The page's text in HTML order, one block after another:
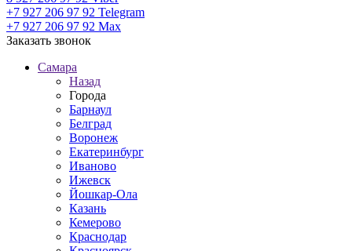
+7 927 206 97 92 Telegram
+7 927 206 97 92 Max
Заказать звонок
Самара
Назад
Города
Барнаул
Белград
Воронеж
Екатеринбург
Иваново
Ижевск
Йошкар-Ола
Казань
Кемерово
Краснодар